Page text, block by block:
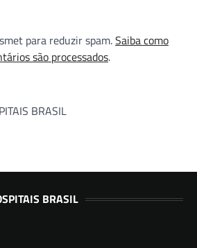
para reduzir spam.Saiba como
são processados.
BRASIL
BRASIL